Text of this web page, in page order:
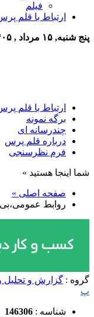
فیلم
ارتباط با قلم
پنج شنبه, ۱۵ مرداد , ۱۴۰۵
ارتباط با قلم
برگه نمونه
چندرسانه ای
درباره قلم پرس
فرم نظرسنجی
شما اینجا هستید »
صفحه اصلی »
روابط
گروه : گزارش و تحلیل
پ
شناسه : 146306